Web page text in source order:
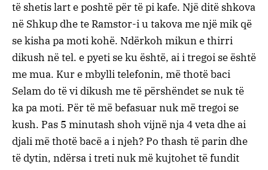
të shetis lart e poshtë për të pi kafe. Një ditë shkova
në Shkup dhe te Ramstor-i u takova me një mik që
se kisha pa moti kohë. Ndërkoh mikun e thirri
dikush në tel. e pyeti se ku është, ai i tregoi se është
me mua. Kur e mbylli telefonin, më thotë baci
Selam do të vi dikush me të përshëndet se nuk të
ka pa moti. Për të më befasuar nuk më tregoi se
kush. Pas 5 minutash shoh vijnë nja 4 veta dhe ai
djali më thotë bacë a i njeh? Po thash të parin dhe
të dytin, ndërsa i treti nuk më kujtohet të fundit